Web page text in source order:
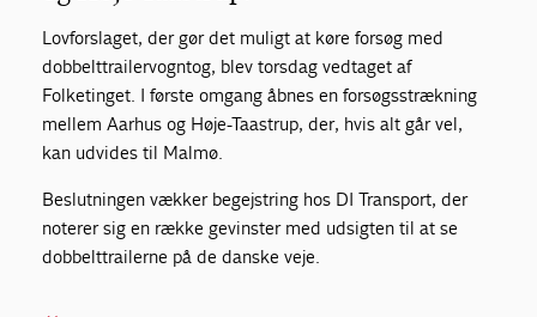
Lovforslaget, der gør det muligt at køre forsøg med
dobbelttrailervogntog, blev torsdag vedtaget af
Folketinget. I første omgang åbnes en forsøgsstrækning
mellem Aarhus og Høje-Taastrup, der, hvis alt går vel,
kan udvides til Malmø.
Beslutningen vækker begejstring hos DI Transport, der
noterer sig en række gevinster med udsigten til at se
dobbelttrailerne på de danske veje.